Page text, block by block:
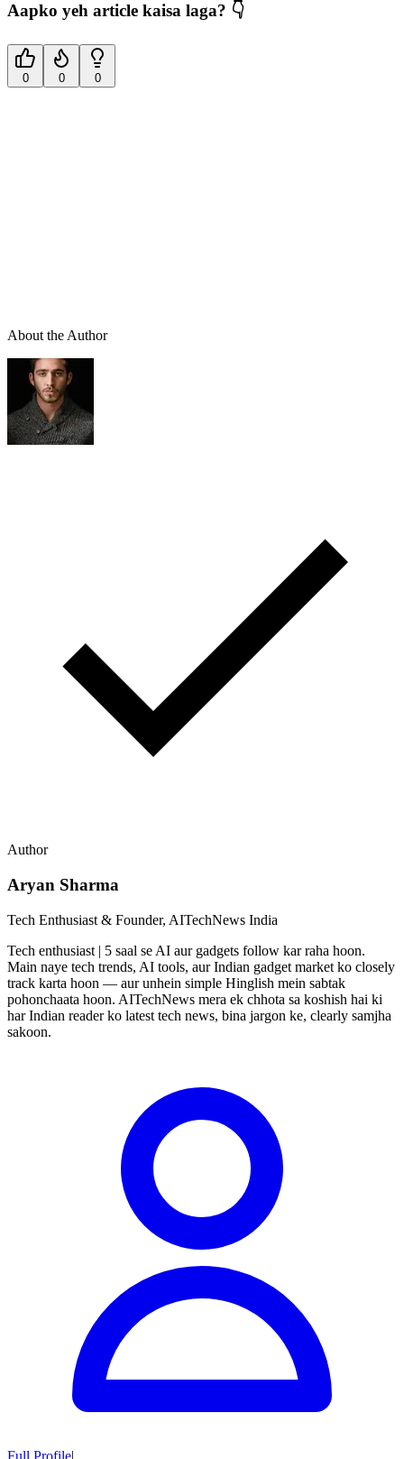
Aapko yeh article kaisa laga? 👇
0 0 0
About the Author
Author
Aryan Sharma
Tech Enthusiast & Founder, AITechNews India
Tech enthusiast | 5 saal se AI aur gadgets follow kar raha hoon.
Main naye tech trends, AI tools, aur Indian gadget market ko closely
track karta hoon — aur unhein simple Hinglish mein sabtak
pohonchaata hoon. AITechNews mera ek chhota sa koshish hai ki
har Indian reader ko latest tech news, bina jargon ke, clearly samjha
sakoon.
Full Profile|